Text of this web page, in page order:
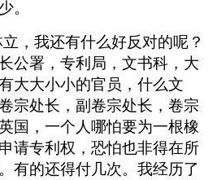
。
，我还有什么好反对的呢？
公署，专利局，文书科，大
大大小小的官员，什么文
宗处长，副卷宗处长，卷宗
国，一个人哪怕要为一根橡
请专利权，恐怕也非得在所
有的还得付几次。我经历了